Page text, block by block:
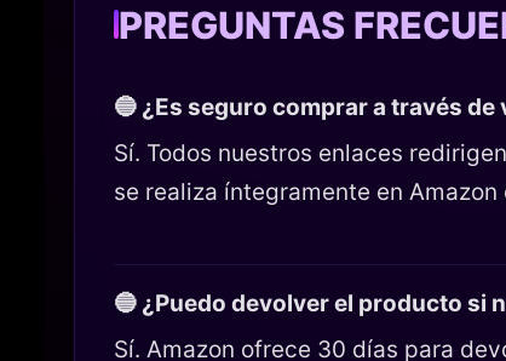
PREGUNTAS
🔵 ¿Es seguro comprar a través
Sí. Todos nuestros enlaces
se realiza íntegramente en
🔵 ¿Puedo devolver el producto si
Sí. Amazon ofrece 30 días para